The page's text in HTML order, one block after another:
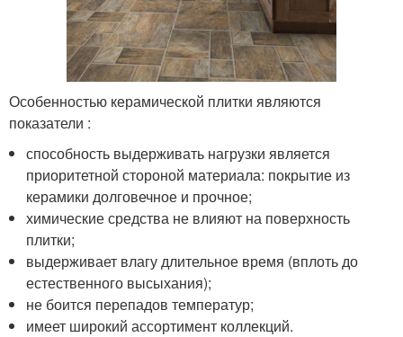
Особенностью керамической плитки являются
показатели :
способность выдерживать нагрузки является
приоритетной стороной материала: покрытие из
керамики долговечное и прочное;
химические средства не влияют на поверхность
плитки;
выдерживает влагу длительное время (вплоть до
естественного высыхания);
не боится перепадов температур;
имеет широкий ассортимент коллекций.